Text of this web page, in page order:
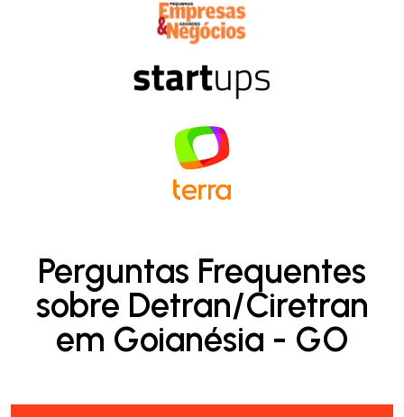
Perguntas Frequentes
sobre Detran/Ciretran
em Goianésia - GO